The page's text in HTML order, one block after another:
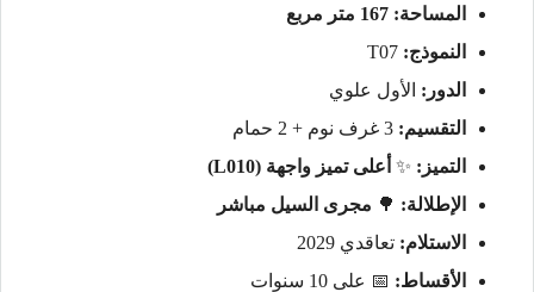
المساحة: 167 متر مربع
النموذج:
الدور: الأول علوي
التقسيم:
التميز: ✨ أعلى تميز واجهة (L010)
الإطلالة: 🌳 مجرى السيل مباشر
الاستلام: تعاقدي 2029
الأقساط: 📅 على 10 سنوات